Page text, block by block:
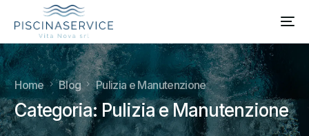
Home Blog Pulizia e Manutenzione
Categoria:Pulizia e Manutenzione